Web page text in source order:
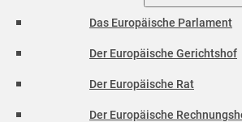
Das Europäische Parlament
Der Europäische Gerichtshof
Der Europäische Rat
Der Europäische